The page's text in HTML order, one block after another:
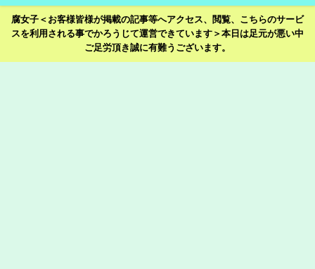
腐女子＜お客様皆様が掲載の記事等へアクセス、閲覧、こちらのサービ
スを利用される事でかろうじて運営できています＞本日は足元が悪い中
ご足労頂き誠に有難うございます。